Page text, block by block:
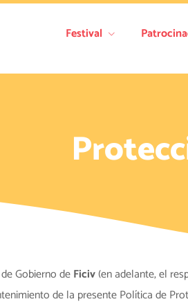
Festival
Gobierno deFiciv(en adelante, el
de la presente Política de